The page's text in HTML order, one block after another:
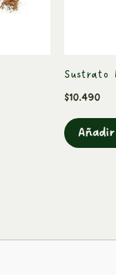
Sustrato
$10.490